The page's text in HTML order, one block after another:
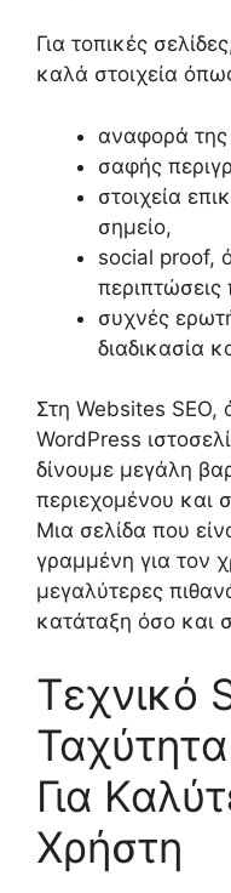
Για τοπικές
καλά στοιχεία
αναφορά της
σαφής
στοιχεία
σημείο,
social proof,
συχνές
διαδικασία
Στη Websites SEO,
WordPress
δίνουμε μεγάλη
περιεχομένου και
Μια σελίδα που
γραμμένη για τον
μεγαλύτερες
κατάταξη όσο και
Τεχνικό
Για
Χρήστη